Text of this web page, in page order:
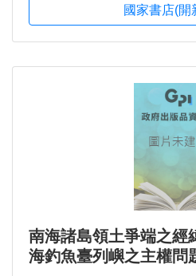
國家書店(開
南海諸島領土爭端之經
海釣魚臺列嶼之主權問